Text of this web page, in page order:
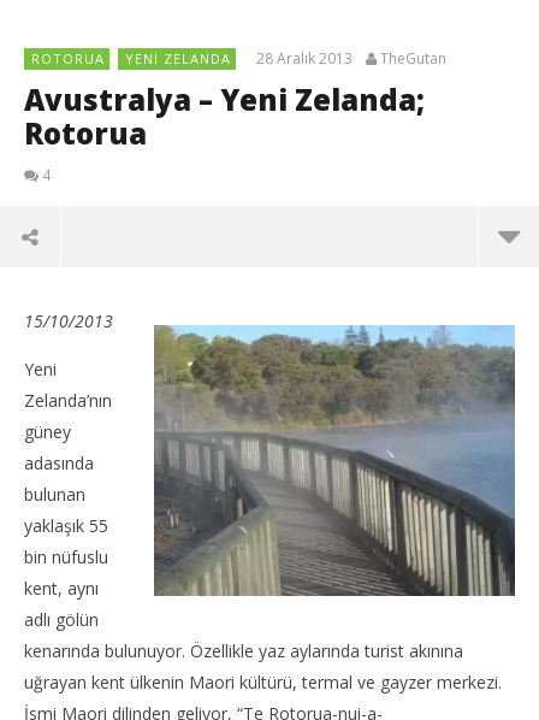
ROTORUA YENI ZELANDA 28 Aralık 2013 TheGutan
Avustralya – Yeni Zelanda;
Rotorua
4
NOW VIEWING
Avustralya – Yeni Zelanda; Rotorua
28
Aralık
15/10/2013
Yeni
Zelanda’nın
güney
adasında
bulunan
yaklaşık 55
bin nüfuslu
kent, aynı
adlı gölün
kenarında bulunuyor. Özellikle yaz aylarında turist akınına
uğrayan kent ülkenin Maori kültürü, termal ve gayzer merkezi.
İsmi Maori dilinden geliyor, “Te Rotorua-nui-a-